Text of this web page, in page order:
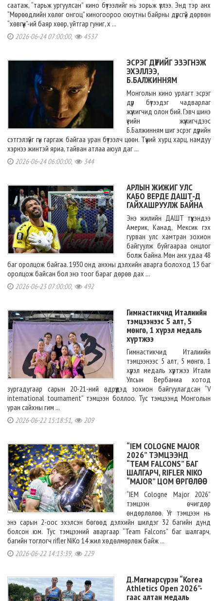
саатаж, “тарьж ургуулсан” кино бүтээлийг нь зорьж үзлээ. Энд тэр анх
“Мөрөөдлийн хөлөг онгоц” киногоороо оюутны байрны дүрсгүй дөрвөн
“хөвгүүн”-ий баяр хөөр, уйтгар гуниг, х ...
2026-06-24 07:00:00, 4537
ЭСРЭГ ДҮРИЙГ ЭЗЭГНЭЖ
ЭХЭЛЛЭЭ,
Б.БАЛЖИННЯМ
Монголын кино урлагт эсрэг
дүр бүтээдэг чадварлаг
жүжигчид олон бий. Гэвч шинэ
үеийн жүжигчдээс
Б.Балжинням шиг эсрэг дүрийн
сэтгэлзүйг гүн гаргаж байгаа уран бүтээлч цөөн. Түүний хурц харц, намдуу
хэрнээ жинтэй яриа, тайван атлаа аюул даг ...
2026-06-24 06:00:00, 344
АРЛЫН ЖИЖИГ УЛС
КАБО ВЕРДЕ ДАШТ-Д
ГАЙХАШРУУЛЖ БАЙНА
Энэ жилийн ДАШТ түүхэндээ
Америк, Канад, Мексик гэх
гурван улс хамтран зохион
байгуулж буйгаараа онцлог
болж байна. Мөн анх удаа 48
баг оролцож байгаа. 1930 онд анхны дэлхийн аварга болоход 13 баг
оролцож байсан бол энэ тоог бараг дөрөв дах ...
2026-06-23 07:00:00, 492
Гимнастикчид Италиийн
тэмцээнээс 5 алт, 5
мөнгө, 1 хүрэл медаль
хүртжээ
Гимнастикчид Италиийн
тэмцээнээс 5 алт, 5 мөнгө, 1
хүрэл медаль хүртжээ Итали
Улсын Вербаниа хотод
зургадугаар сарын 20-21-ний өдрүүдэд зохион байгуулагдсан “V
international tournament” тэмцээн боллоо. Тус тэмцээнд Монголын
уран сайхны гим ...
2026-06-22 15:18:51, 209
“IEM COLOGNE MAJOR
2026” ТЭМЦЭЭНД
“TEAM FALCONS” БАГ
ШАЛГАРЧ, RIFLER NIKO
“MAJOR” ЦОМ ӨРГӨЛӨӨ
“IEM Cologne Major 2026”
тэмцээн өчигдөр
өндөрлөлөө. Уг тэмцээн нь
энэ сарын 2-оос эхэлсэн бөгөөд дэлхийн шилдэг 32 багийн дунд
болсон юм. Тус тэмцээний аваргаар “Team Falcons” баг шалгарч,
багийн тоглогч rifler NiKo 14 жил хөдөлмөрлөж байж ...
2026-06-22 14:13:39, 229
Д.Мягмарсүрэн “Korea
Athletics Open 2026”-
гаас алтан медаль